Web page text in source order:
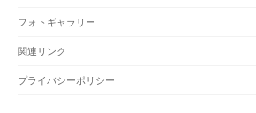
フォトギャラリー
関連リンク
プライバシーポリシー